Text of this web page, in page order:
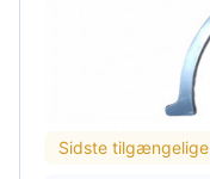
Sidste tilgængelige